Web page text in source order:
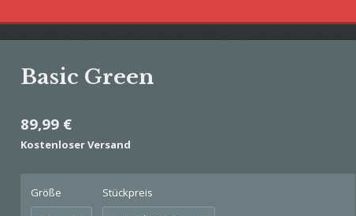
Basic Green
89,99 €
Kostenloser Versand
Größe Stückpreis